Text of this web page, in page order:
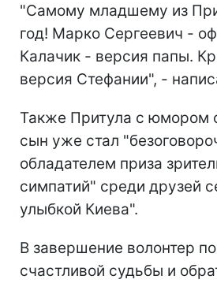
"Самому младшему из
год! Марко Сергеевич -
Калачик - версия папы.
версия Стефании", -
Также Притула с юмором
сын уже стал
обладателем приза
симпатий" среди друзей
улыбкой Киева".
В завершение волонтер
счастливой судьбы и